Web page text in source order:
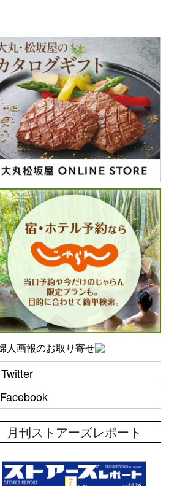
Twitter
Facebook
月刊ストアーズレポート